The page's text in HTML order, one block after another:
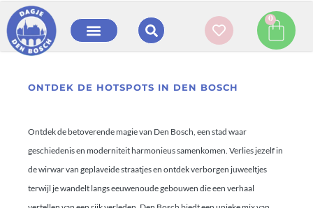
0
ONTDEK DE HOTSPOTS IN DEN BOSCH
Ontdek de betoverende magie van Den Bosch, een stad waar
geschiedenis en moderniteit harmonieus samenkomen. Verlies jezelf in
de wirwar van geplaveide straatjes en ontdek verborgen juweeltjes
terwijl je wandelt langs eeuwenoude gebouwen die een verhaal